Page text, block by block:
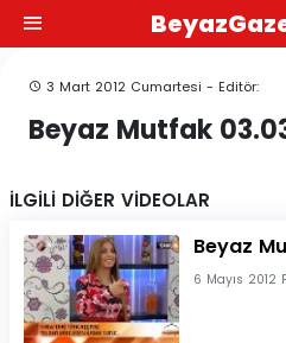
3 Mart 2012 Cumartesi - Editör:
Beyaz Mutfak
İLGİLİ DİĞER VİDEOLAR
Beyaz
6 Mayıs 2012